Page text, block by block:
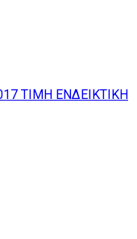
ΤΙΜΗ ΕΝΔΕΙΚΤΙΚΗ